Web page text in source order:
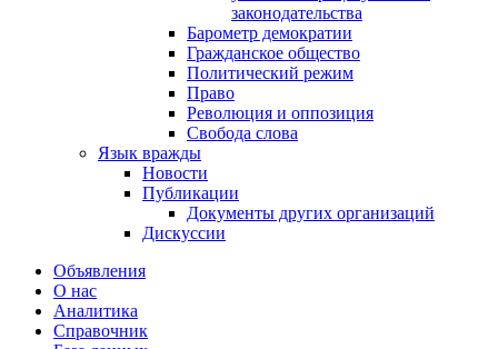
законодательства
Барометр демократии
Гражданское общество
Политический режим
Право
Революция и оппозиция
Свобода слова
Язык вражды
Новости
Публикации
Документы других организаций
Дискуссии
Объявления
О нас
Аналитика
Справочник